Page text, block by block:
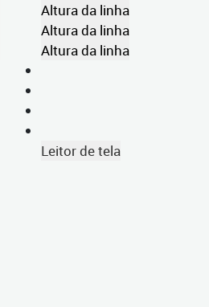
Altura da linha
Altura da linha
Altura da linha
Leitor de tela